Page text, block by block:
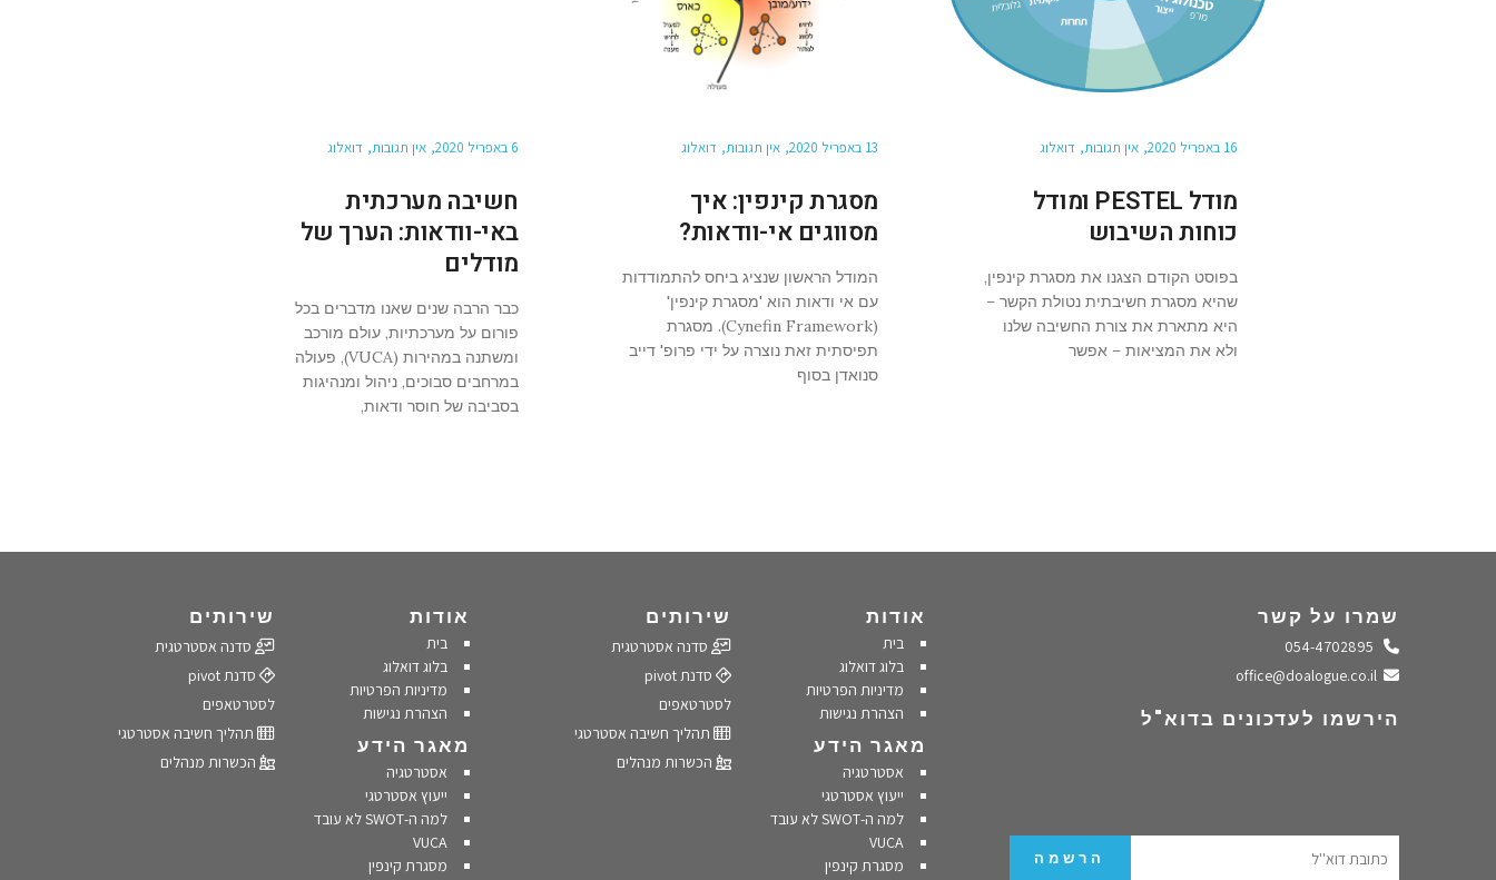
16 באפריל 2020 אין תגובות דואלוג
מודל PESTEL ומודל
כוחות השיבוש
בפוסט הקודם הצגנו את מסגרת קינפין,
שהיא מסגרת חשיבתית נטולת הקשר –
היא מתארת את צורת החשיבה שלנו
ולא את המציאות – אפשר
13 באפריל 2020 אין תגובות דואלוג
מסגרת קינפין: איך
מסווגים אי-וודאות?
המודל הראשון שנציג ביחס להתמודדות
עם אי ודאות הוא 'מסגרת קינפין'
(Cynefin Framework). מסגרת
תפיסתית זאת נוצרה על ידי פרופ' דייב
סנואדן בסוף
6 באפריל 2020 אין תגובות דואלוג
חשיבה מערכתית
באי-וודאות: הערך של
מודלים
כבר הרבה שנים שאנו מדברים בכל
פורום על מערכתיות, עולם מורכב
ומשתנה במהירות (VUCA), פעולה
במרחבים סבוכים, ניהול ומנהיגות
בסביבה של חוסר ודאות,
שמרו על קשר
התקשרו אלינו
שלחו מייל
הירשמו לעדכונים בדוא"ל
אודות
בית
בלוג דואלוג
מדיניות הפרטיות
הצהרת נגישות
מאגר הידע
אסטרטגיה
ייעוץ אסטרטגי
למה ה-SWOT לא עובד
VUCA
מסגרת קינפין
שירותים
סדנה אסטרטגית
סדנת pivot
לסטרטאפים
תהליך חשיבה אסטרטגי
הכשרות מנהלים
אודות
בית
בלוג דואלוג
מדיניות הפרטיות
הצהרת נגישות
מאגר הידע
אסטרטגיה
ייעוץ אסטרטגי
למה ה-SWOT לא עובד
VUCA
מסגרת קינפין
שירותים
סדנה אסטרטגית
סדנת pivot
לסטרטאפים
תהליך חשיבה אסטרטגי
הכשרות מנהלים